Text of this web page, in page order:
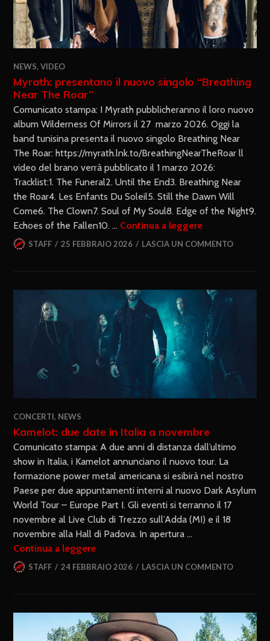
NEWS,VIDEO
Myrath: presentano il nuovo singolo “Breathing
Near The Roar”
Comunicato stampa: I Myrath pubblicheranno il loro nuovo
album Wilderness Of Mirrors il 27 marzo 2026. Oggi la
band tunisina presenta il nuovo singolo Breathing Near
The Roar: https://myrath.lnk.to/BreathingNearTheRoar ll
video del brano verrà pubblicato il 1 marzo 2026:
Tracklist:1. The Funeral2. Until the End3. Breathing Near
the Roar4. Les Enfants Du Soleil5. Still the Dawn Will
Come6. The Clown7. Soul of My Soul8. Edge of the Night9.
Echoes of the Fallen10. … Continua a leggere
STAFF 25 FEBBRAIO 2026 LASCIA UN COMMENTO
CONCERTI, NEWS
Kamelot: due date in Italia a novembre
Comunicato stampa: A due anni di distanza dall’ultimo
show in Italia, i Kamelot annunciano il nuovo tour. La
formazione power metal americana si esibirà nel nostro
Paese per due appuntamenti interni al nuovo Dark Asylum
World Tour – Europe Part I. Gli eventi si terranno il 17
novembre al Live Club di Trezzo sull’Adda (MI) e il 18
novembre alla Hall di Padova. In apertura …
Continua a leggere
STAFF 24 FEBBRAIO 2026 LASCIA UN COMMENTO